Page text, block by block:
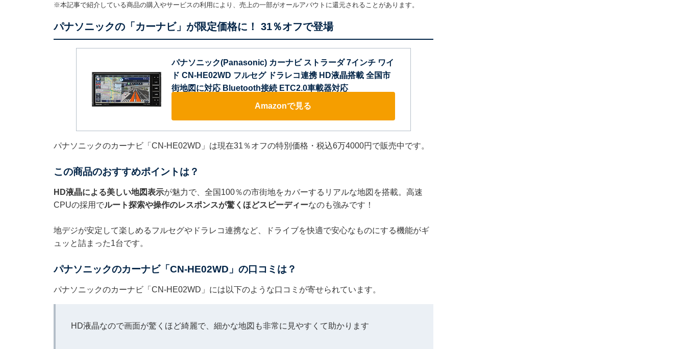
※本記事で紹介している商品の購入やサービスの利用により、売上の一部がオールアバウトに還元されることがあります。
パナソニックの「カーナビ」が限定価格に！ 31％オフで登場
パナソニック(Panasonic) カーナビ ストラーダ 7インチ ワイ
ド CN-HE02WD フルセグ ドラレコ連携 HD液晶搭載 全国市
街地図に対応 Bluetooth接続 ETC2.0車載器対応
Amazonで見る
パナソニックのカーナビ「CN-HE02WD」は現在31％オフの特別価格・税込6万4000円で販売中です。
この商品のおすすめポイントは？
HD液晶による美しい地図表示が魅力で、全国100％の市街地をカバーするリアルな地図を搭載。高速
CPUの採用でルート探索や操作のレスポンスが驚くほどスピーディーなのも強みです！
地デジが安定して楽しめるフルセグやドラレコ連携など、ドライブを快適で安心なものにする機能がギ
ュッと詰まった1台です。
パナソニックのカーナビ「CN-HE02WD」の口コミは？
パナソニックのカーナビ「CN-HE02WD」には以下のような口コミが寄せられています。
HD液晶なので画面が驚くほど綺麗で、細かな地図も非常に見やすくて助かります